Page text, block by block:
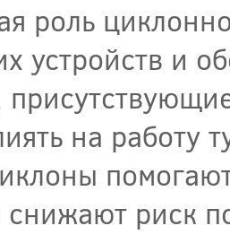
роль
устройств и
на работу
снижают риск